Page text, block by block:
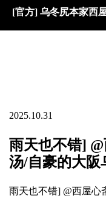
[官方] 乌冬尻本家西
2025.10.31
雨天也不错]
汤/自豪的大阪
雨天也不错] @西屋心